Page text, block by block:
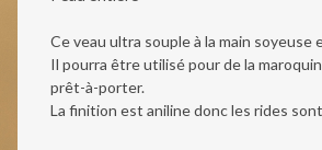
Ce veau ultra souple à la main
Il pourra être utilisé pour de la
prêt-à-porter.
La finition est aniline donc les rides